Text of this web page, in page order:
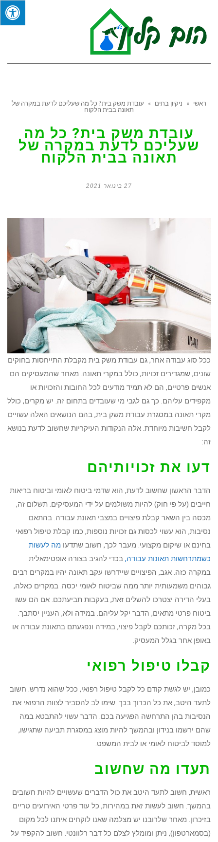
ראשי » ניקיון בתים »
עובדת משק בית? כל מה שעליכם לדעת במקרה של
תאונה בבית הלקוח
עובדת משק בית? כל מה
שעליכם לדעת במקרה של
תאונה בבית הלקוח
27 בינואר 2021
ככל סוג עבודה אחר, גם עבודת משק בית מקבלת התייחסות בחוקים
שונים, שמגדירים זכויות, כולל במקרי תאונה. מאחר שהמעסיקים הם
אנשים פרטיים, הם לא תמיד מודעים לכל החובות והזכויות או
מקפידים עליהם. כך גם לגבי מי שעובדים בתחום זה. יש מקרים, כולל
מקרי תאונה במסגרת עבודת משק בית, בהם הנושאים האלה עשויים
לקבל חשיבות מיוחדת. אלה הנקודות העיקריות שחשוב לדעת בנושא
זה:
דעו את זכויותיהם
הדבר הראשון שחשוב לדעת, הוא שדמי ביטוח לאומי וביטוח בריאות
חייבים (על פי חוק) להיות משולמים על ידי המעסיקים. תשלום זה,
מכסה בין השאר קבלת פיצויים במצבי תאונת עבודה. בהתאם
נסיבות, הוא עשוי לכסות גם זכויות נוספות, כמו קבלת טיפול רפואי
בחינם או שיקום מקצועי. מעבר לכך, חשוב שתדעו מה לעשות
כשמתרחשות תאונות עבודה, בכדי להגיב בצורה אופטימאלית
במקרה כזה. אגב, הפיצויים שיידרשו עקב תאונה יהיו במקרים רבים
גבוהים משמעותית יותר ממה שביטוח לאומי יכסה. במקרים כאלה,
בעלי הדירה יצטרכו להשלים זאת, בעקבות תביעתכם. אם הם עשו
ביטוח פרטי מתאים, הדבר יקל עליהם. במידה ולא, העניין יסתבך.
בכל מקרה, זכותכם לקבל פיצוי, במידה ונפגעתם בתאונת עבודה או
באופן אחר בגלל המעסיק.
קבלו טיפול רפואי
כמובן, יש לגשת קודם כל לקבל טיפול רפואי, ככל שהוא נדרש. חשוב
לתעד היטב, את כל הכרוך בכך. שימו לב להסביר לצוות הרפואי את
הנסיבות בהן התרחשה הפגיעה בכם. הדבר עשוי להתבטא במה
שהם ירשמו בנידון ובהמשך להיות מוצג במסגרת תביעה שתגישו,
למוסד לביטוח לאומי או לבית המשפט.
תעדו מה שחשוב
ראשית, חשוב לתעד היטב את כול הדברים שעשויים להיות חשובים
בהמשך. חשוב לעשות זאת במהירות, כל עוד פרטי האירועים טריים
בזיכרון. מאחר שלרובנו יש מצלמה שאנו לוקחים איתנו לכל מקום
(בסמארטפון), ניתן ומומלץ לצלם כל דבר רלוונטי. חשוב להקפיד על